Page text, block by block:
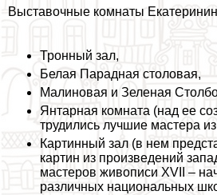
Выставочные комнаты
Тронный зал,
Белая Парадная столовая,
Малиновая и Зеленая
Янтарная комната (над ее
трудились лучшие мастера
Картинный зал (в нем
картин из произведений
мастеров живописи XVII –
различных национальных